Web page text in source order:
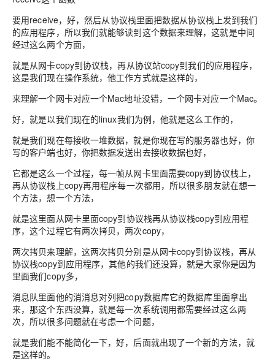
要用receive，好，然后从协议栈里面把数据从协议栈上发到我们
的应用程序，所以我们就能够读到这个数据来理解，这就是中间
经过这么两个方面，
就是从网卡copy到协议栈，再从协议站copy到我们的应用程序，
这是我们现在操作系统，他工作方式就是这样的，
来理解一个网卡对应一个Mac地址没错，一个网卡对应一个Mac。
好，就是以我们现在的linux我们为例，他就是这么工作的，
就是我们现在每接收一堆数据，就是你现在写的服务器也好，你
写的客户端也好，你把数据发送出去接收数据也好，
它都是这么一个过程，每一帧从网卡里面需要copy到协议栈上，
再从协议栈上copy再用程序每一次都用，所以很多朋友就在想一
个方法，想一个方法，
就是这里面从网卡里面copy到协议栈再从协议栈copy到应用程
序，这个过程它有两次拷贝，两次copy，
两次拷贝来理解，这两次拷贝分别是从网卡copy到协议栈，再从
协议栈copy到应用程序，其他的我们还没算，就是大家你是因为
里面我们copy多，
消息队里面他的消消息对列把copy数据库它的数据库里面拿出
来，那这个东西没算，就是每一次系统调用都需要经过这么两
次，所以很多问题就在考虑一个问题，
就是我们能不能简化一下，好，后面就出现了一个新的方法，就
是这样的。